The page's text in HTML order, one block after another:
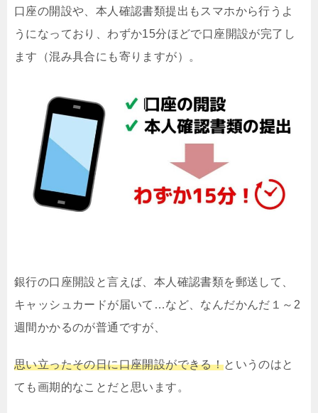
口座の開設や、本人確認書類提出もスマホから行うよ
うになっており、わずか15分ほどで口座開設が完了し
ます（混み具合にも寄りますが）。
銀行の口座開設と言えば、本人確認書類を郵送して、
キャッシュカードが届いて…など、なんだかんだ１～2
週間かかるのが普通ですが、
思い立ったその日に口座開設ができる！というのはと
ても画期的なことだと思います。